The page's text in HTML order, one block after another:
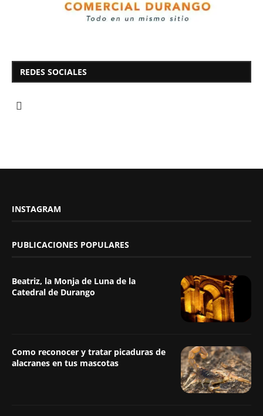
REDES SOCIALES
INSTAGRAM
PUBLICACIONES POPULARES
Beatriz, la Monja de Luna de la
Catedral de Durango
Como reconocer y tratar picaduras de
alacranes en tus mascotas